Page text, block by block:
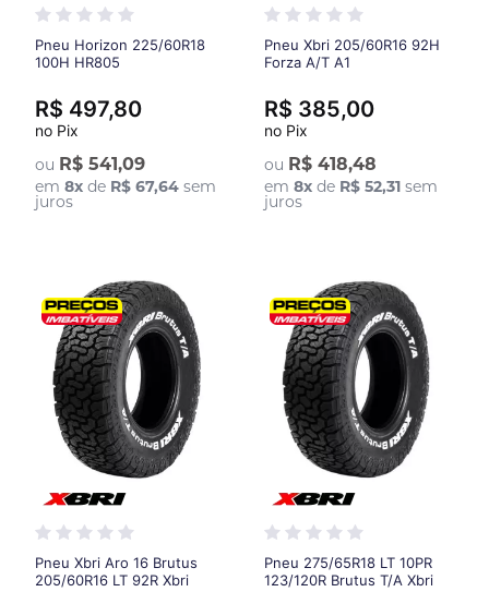
Pneu Horizon 225/60R18
100H HR805
ou R$ 541,09
em8x de R$ 67,64 sem
juros
R$ 497,80
no Pix
Pneu Xbri 205/60R16 92H
Forza A/T A1
ou R$ 418,48
em 8xde R$ 52,31sem
juros
R$ 385,00
no Pix
Pneu Xbri Aro 16 Brutus
205/60R16 LT 92R Xbri
Pneu 275/65R18 LT 10PR
123/120R Brutus T/A Xbri